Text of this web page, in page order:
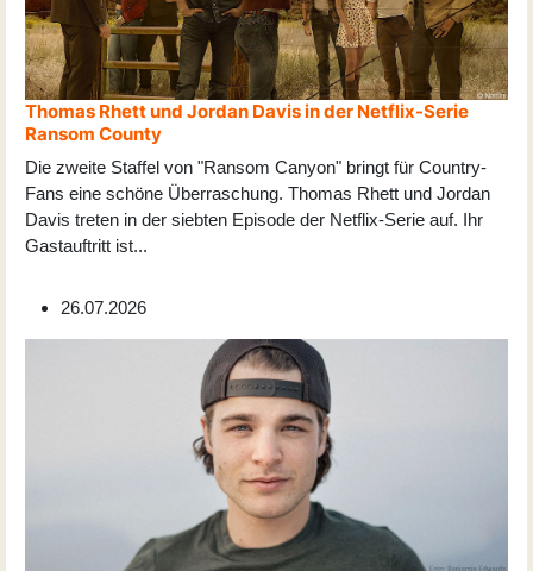
Thomas Rhett und Jordan Davis in der Netflix-Serie
Ransom County
Die zweite Staffel von "Ransom Canyon" bringt für Country-
Fans eine schöne Überraschung. Thomas Rhett und Jordan
Davis treten in der siebten Episode der Netflix-Serie auf. Ihr
Gastauftritt ist...
26.07.2026